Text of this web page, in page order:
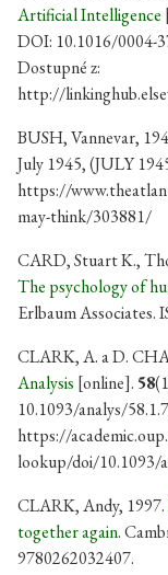
Artificial Intelligence
DOI: 10.1016/0004-
Dostupné z:
http://
BUSH, Vannevar,
July 1945, (JULY
https://
may-think/303881/
CARD, Stuart K.,
The psychology of
Erlbaum Associates.
CLARK, A. a D.
Analysis [online]. 58
10.1093/analys/
https://
lookup/doi/10.1093/
CLARK, Andy, 1997.
together again.
9780262032407.